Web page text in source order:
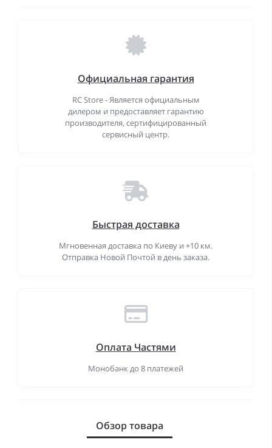
Официальная гарантия
RC Store - Является официальным
дилером и предоставляет гарантию
производителя, сертифицированный
сервисный центр.
Быстрая доставка
Мгновенная доставка по Киеву и +10 км.
Отправка Новой Почтой в день заказа.
Оплата Частями
Монобанк до 8 платежей
Обзор товара